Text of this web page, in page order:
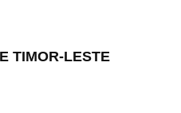
TIMOR-LESTE